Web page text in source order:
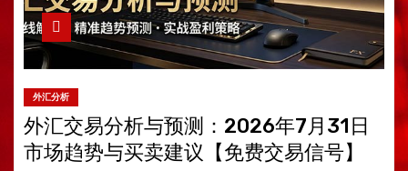
外汇分析
外汇交易分析与预测：2026年7月31日
市场趋势与买卖建议【免费交易信号】